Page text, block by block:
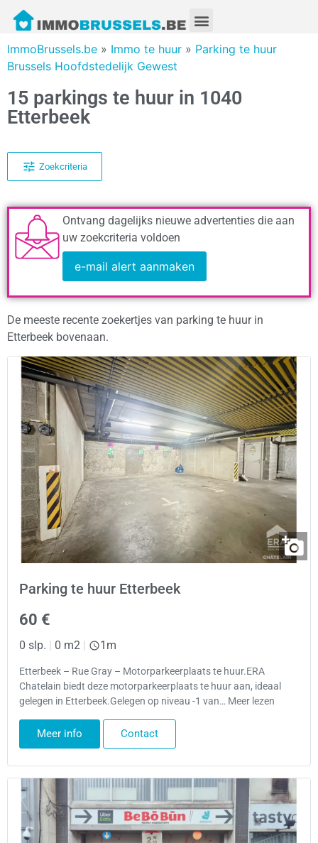
ImmoBrussels.be » Immo te huur » Parking te huur
Brussels Hoofdstedelijk Gewest
15 parkings te huur in 1040
Etterbeek
Zoekcriteria
Ontvang dagelijks nieuwe advertenties die aan
uw zoekcriteria voldoen
e-mail alert aanmaken
De meeste recente zoekertjes van parking te huur in
Etterbeek bovenaan.
Parking te huur Etterbeek
60 €
0 slp. | 0 m2 | 1m
Etterbeek – Rue Gray – Motorparkeerplaats te huur.ERA
Chatelain biedt deze motorparkeerplaats te huur aan, ideaal
gelegen in Etterbeek.Gelegen op niveau -1 van… Meer lezen
Meer info Contact